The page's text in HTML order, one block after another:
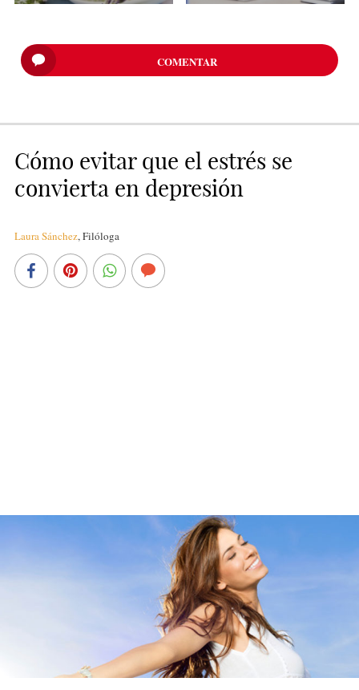
COMENTAR
Cómo evitar que el estrés se
convierta en depresión
Laura Sánchez, Filóloga